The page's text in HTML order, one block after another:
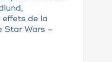
effets de la
Star Wars –